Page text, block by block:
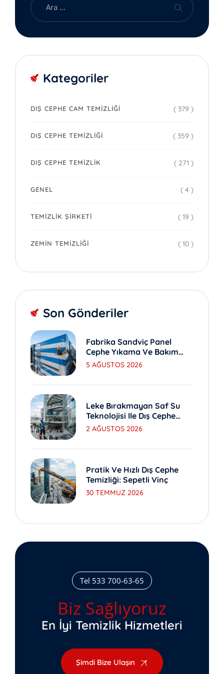
Kategoriler
DIŞ CEPHE CAM TEMIZLIĞI ( 379 )
DIŞ CEPHE TEMIZLIĞI ( 359 )
DIŞ CEPHE TEMIZLIK ( 271 )
GENEL ( 4 )
TEMIZLIK ŞIRKETI ( 19 )
ZEMIN TEMIZLIĞI ( 10 )
Son Gönderiler
Fabrika Sandviç Panel
Cephe Yıkama Ve Bakım
Yöntemleri
5 AĞUSTOS 2026
Leke Bırakmayan Saf Su
Teknolojisi Ile Dış Cephe
Yıkama
2 AĞUSTOS 2026
Pratik Ve Hızlı Dış Cephe
Temizliği: Sepetli Vinç
30 TEMMUZ 2026
Tel 533 700-63-65
Biz Sağlıyoruz
En İyi Temizlik Hizmetleri
Şimdi Bize Ulaşın